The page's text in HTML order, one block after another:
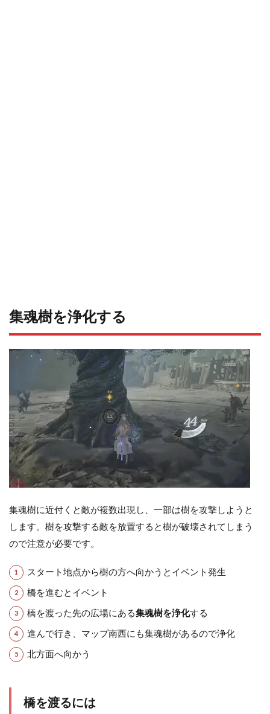
集魂樹を浄化する
集魂樹に近付くと敵が複数出現し、一部は樹を攻撃しようと
します。樹を攻撃する敵を放置すると樹が破壊されてしまう
ので注意が必要です。
スタート地点から樹の方へ向かうとイベント発生
橋を進むとイベント
橋を渡った先の広場にある集魂樹を浄化する
進んで行き、マップ南西にも集魂樹があるので浄化
北方面へ向かう
橋を渡るには